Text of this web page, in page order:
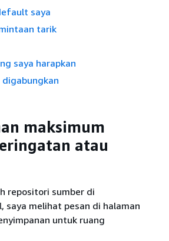
saya
tarik
saya harapkan
maksimum
atau
repositori sumber di
saya melihat pesan di halaman
untuk ruang